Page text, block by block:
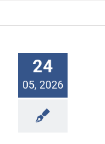
Mitglieder
24
05, 2026